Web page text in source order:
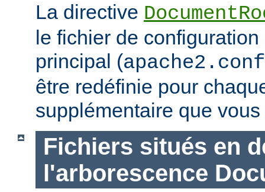
La directive
le fichier de
principal (apache2.conf
être redéfinie pour
supplémentaire que
Fichiers situés en
l'arborescence